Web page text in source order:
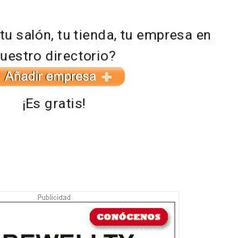
salón, tu tienda, tu empresa en
directorio?
¡Es gratis!